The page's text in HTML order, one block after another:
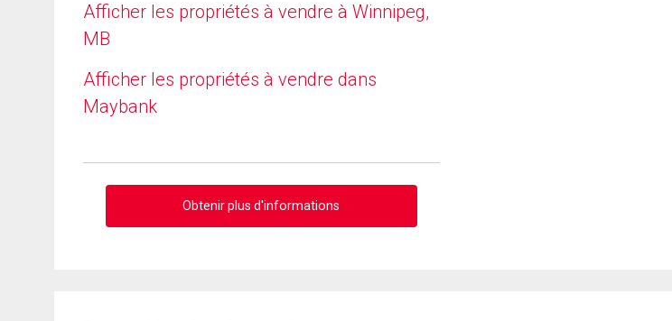
Afficher les propriétés à vendre à Winnipeg,
MB
Afficher les propriétés à vendre dans
Maybank
Obtenir plus d'informations